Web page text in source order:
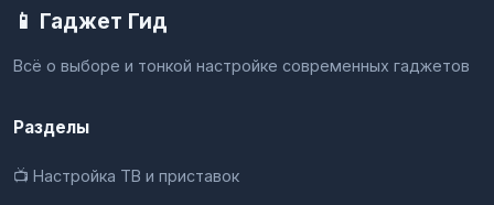
📱 Гаджет Гид
Всё о выборе и тонкой настройке современных гаджетов
Разделы
📺 Настройка ТВ и приставок